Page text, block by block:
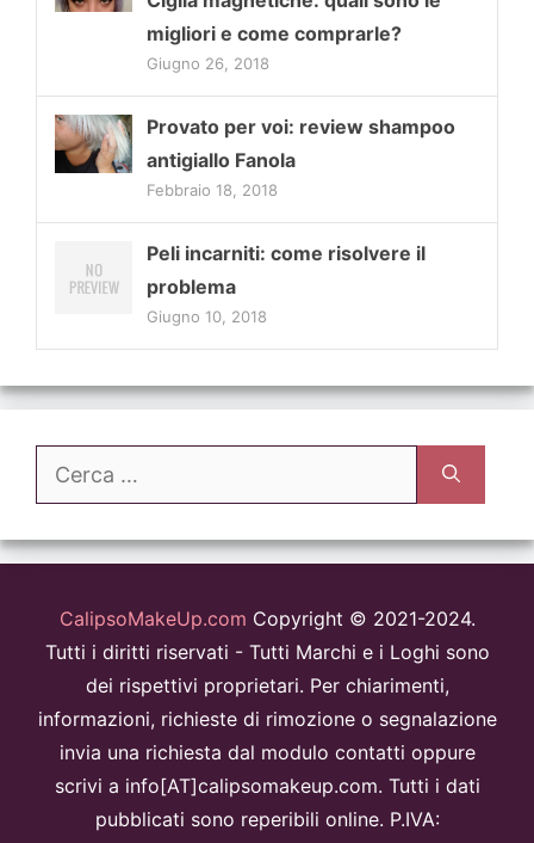
migliori e come comprarle?
Giugno 26, 2018
Provato per voi: review shampoo
antigiallo Fanola
Febbraio 18, 2018
Peli incarniti: come risolvere il
problema
Giugno 10, 2018
Ricerca
CalipsoMakeUp.com Copyright © 2021-2024.
Tutti i diritti riservati - Tutti Marchi e i Loghi sono
dei rispettivi proprietari. Per chiarimenti,
informazioni, richieste di rimozione o segnalazione
invia una richiesta dal modulo contatti oppure
scrivi a info[AT]calipsomakeup.com. Tutti i dati
pubblicati sono reperibili online. P.IVA: